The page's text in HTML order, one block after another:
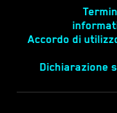
Accordo di
Dichiarazione